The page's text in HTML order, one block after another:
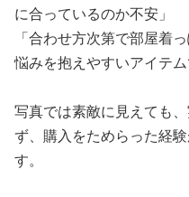
に合っているのか不安」
「合わせ方次第で部屋着
悩みを抱えやすいアイテム
写真では素敵に見えても
ず、購入をためらった経
す。